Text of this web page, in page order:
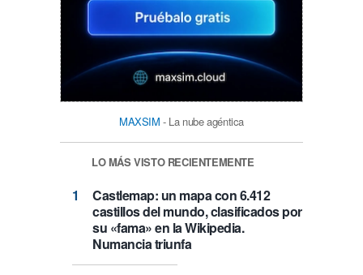
MAXSIM - La nube agéntica
LO MÁS VISTO RECIENTEMENTE
Castlemap: un mapa con 6.412
castillos del mundo, clasificados por
su «fama» en la Wikipedia.
Numancia triunfa